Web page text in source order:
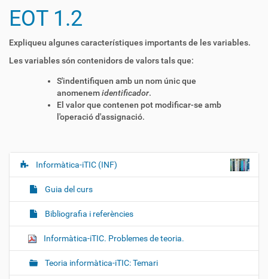
EOT 1.2
Expliqueu algunes característiques importants de les variables.
Les variables són contenidors de valors tals que:
S'indentifiquen amb un nom únic que
anomenemidentificador.
El valor que contenen pot modificar-se amb
l'operació d'assignació.
N
g
i
Informàtica-iTIC (INF)
Guia del curs
Bibliografia i referències
Informàtica-iTIC. Problemes de teoria.
Teoria informàtica-iTIC: Temari